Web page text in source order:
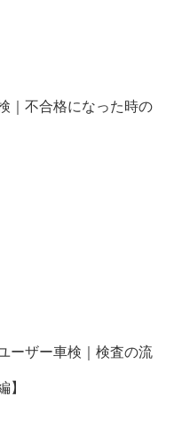
｜不合格になった時の
ーザー車検｜検査の流
】